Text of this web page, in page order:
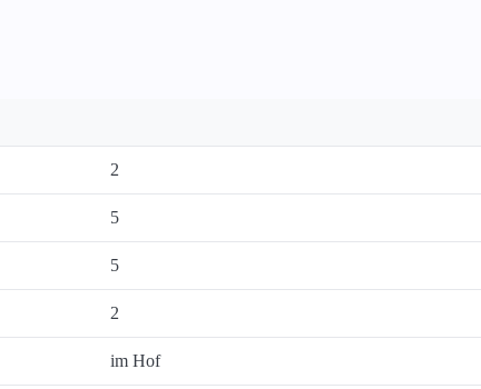
2
5
5
2
im Hof